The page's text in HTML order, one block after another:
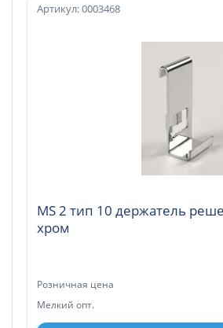
MS 2 тип 10 держатель
хром
Артикул: 0003468
Розничная цена
Мелкий опт.